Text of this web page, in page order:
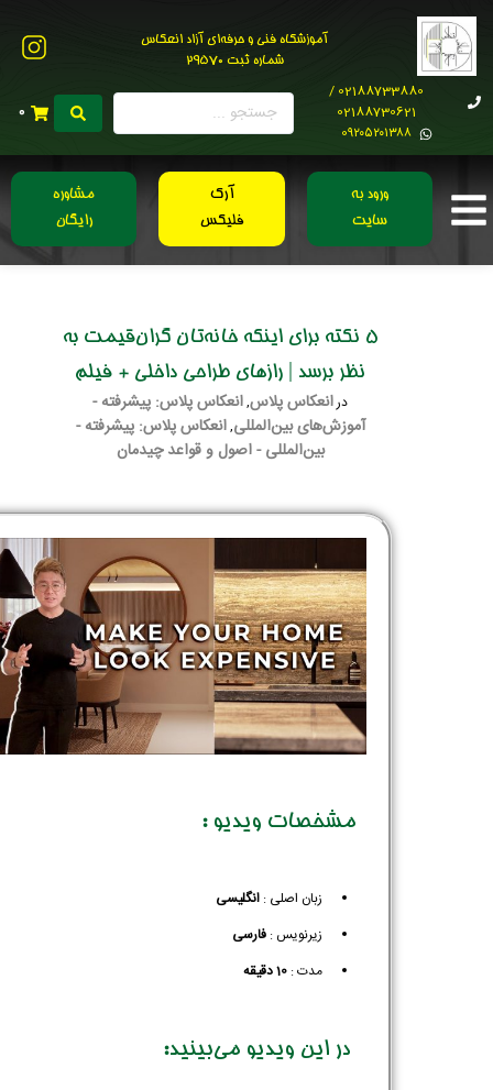
آموزشگاه فنی و حرفه‌ای آزاد انعکاس
شماره ثبت 29570
02188733880 /
02188730621
0۹۲۰۵۲۰۱۳۸۸
0
ورود به
سایت
آرک
فلیکس
مشاوره
رایگان
5 نکته برای اینکه خانه‌تان گران‌قیمت به
نظر برسد | رازهای طراحی داخلی + فیلم
درانعکاس پلاس,انعکاس پلاس: پیشرفته -
آموزش‌های بین‌المللی,انعکاس پلاس: پیشرفته -
بین‌المللی - اصول و قواعد چیدمان
مشخصات ویدیو :
زبان اصلی : انگلیسی
زیرنویس :‌ فارسی
مدت : 10 دقیقه
در این ویدیو می‌بینید: